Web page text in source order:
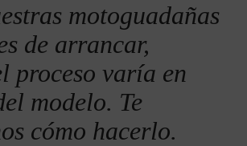
motoguadañas
de arrancar,
proceso varía en
modelo. Te
cómo hacerlo.